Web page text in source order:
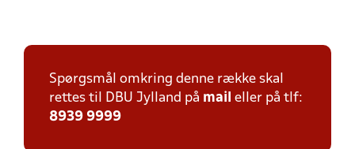
Spørgsmål omkring denne række skal
rettes til DBU Jylland på mail eller på tlf:
8939 9999